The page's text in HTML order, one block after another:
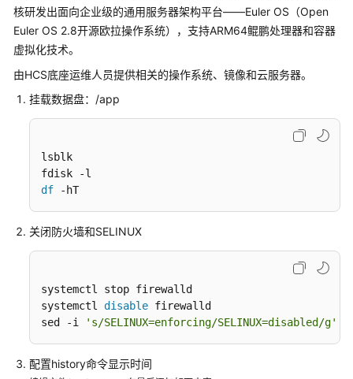
林
防
火
佳
格
解
决
图
城
市
核研发出面向企业级的通用服务器架构平台——Euler OS（Open
Euler OS 2.8开源欧拉操作系统），支持ARM64鲲鹏处理器和容器
虚拟化技术。
由HCS底座运维人员提供相关的操作系统、镜像和云服务器。
挂载数据盘：/app
lsblk
df -hT
关闭防火墙和SELINUX
systemctl stop firewalld
systemctl disable firewalld
sed -i
's/SELINUX=enforcing/SELINUX=disabled/g'
配置history命令显示时间